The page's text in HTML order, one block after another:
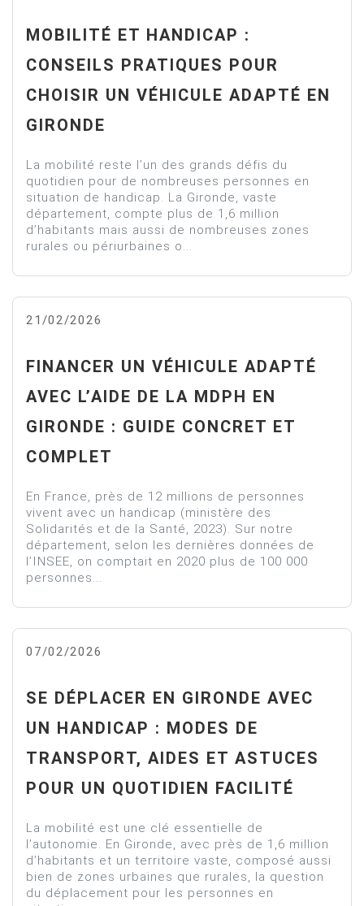
MOBILITÉ ET HANDICAP :
CONSEILS PRATIQUES POUR
CHOISIR UN VÉHICULE ADAPTÉ EN
GIRONDE
La mobilité reste l’un des grands défis du
quotidien pour de nombreuses personnes en
situation de handicap. La Gironde, vaste
département, compte plus de 1,6 million
d’habitants mais aussi de nombreuses zones
rurales ou périurbaines o...
21/02/2026
FINANCER UN VÉHICULE ADAPTÉ
AVEC L’AIDE DE LA MDPH EN
GIRONDE : GUIDE CONCRET ET
COMPLET
En France, près de 12 millions de personnes
vivent avec un handicap (ministère des
Solidarités et de la Santé, 2023). Sur notre
département, selon les dernières données de
l’INSEE, on comptait en 2020 plus de 100 000
personnes...
07/02/2026
SE DÉPLACER EN GIRONDE AVEC
UN HANDICAP : MODES DE
TRANSPORT, AIDES ET ASTUCES
POUR UN QUOTIDIEN FACILITÉ
La mobilité est une clé essentielle de
l’autonomie. En Gironde, avec près de 1,6 million
d’habitants et un territoire vaste, composé aussi
bien de zones urbaines que rurales, la question
du déplacement pour les personnes en